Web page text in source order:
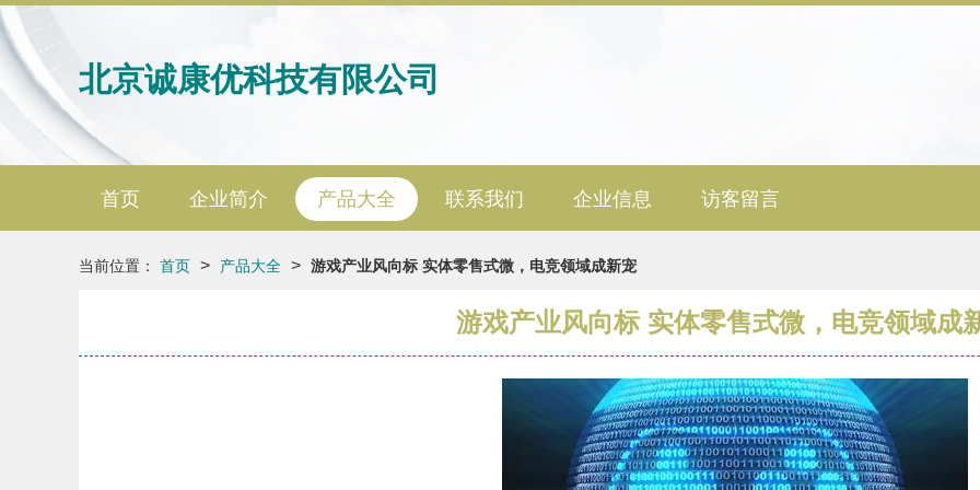
北京诚康优科技有限公司
首页 企业简介 产品大全 联系我们 企业信息 访客留言
当前位置： 首页 > 产品大全 > 游戏产业风向标 实体零售式微，电竞领域成新宠
游戏产业风向标 实体零售式微，电竞领域成